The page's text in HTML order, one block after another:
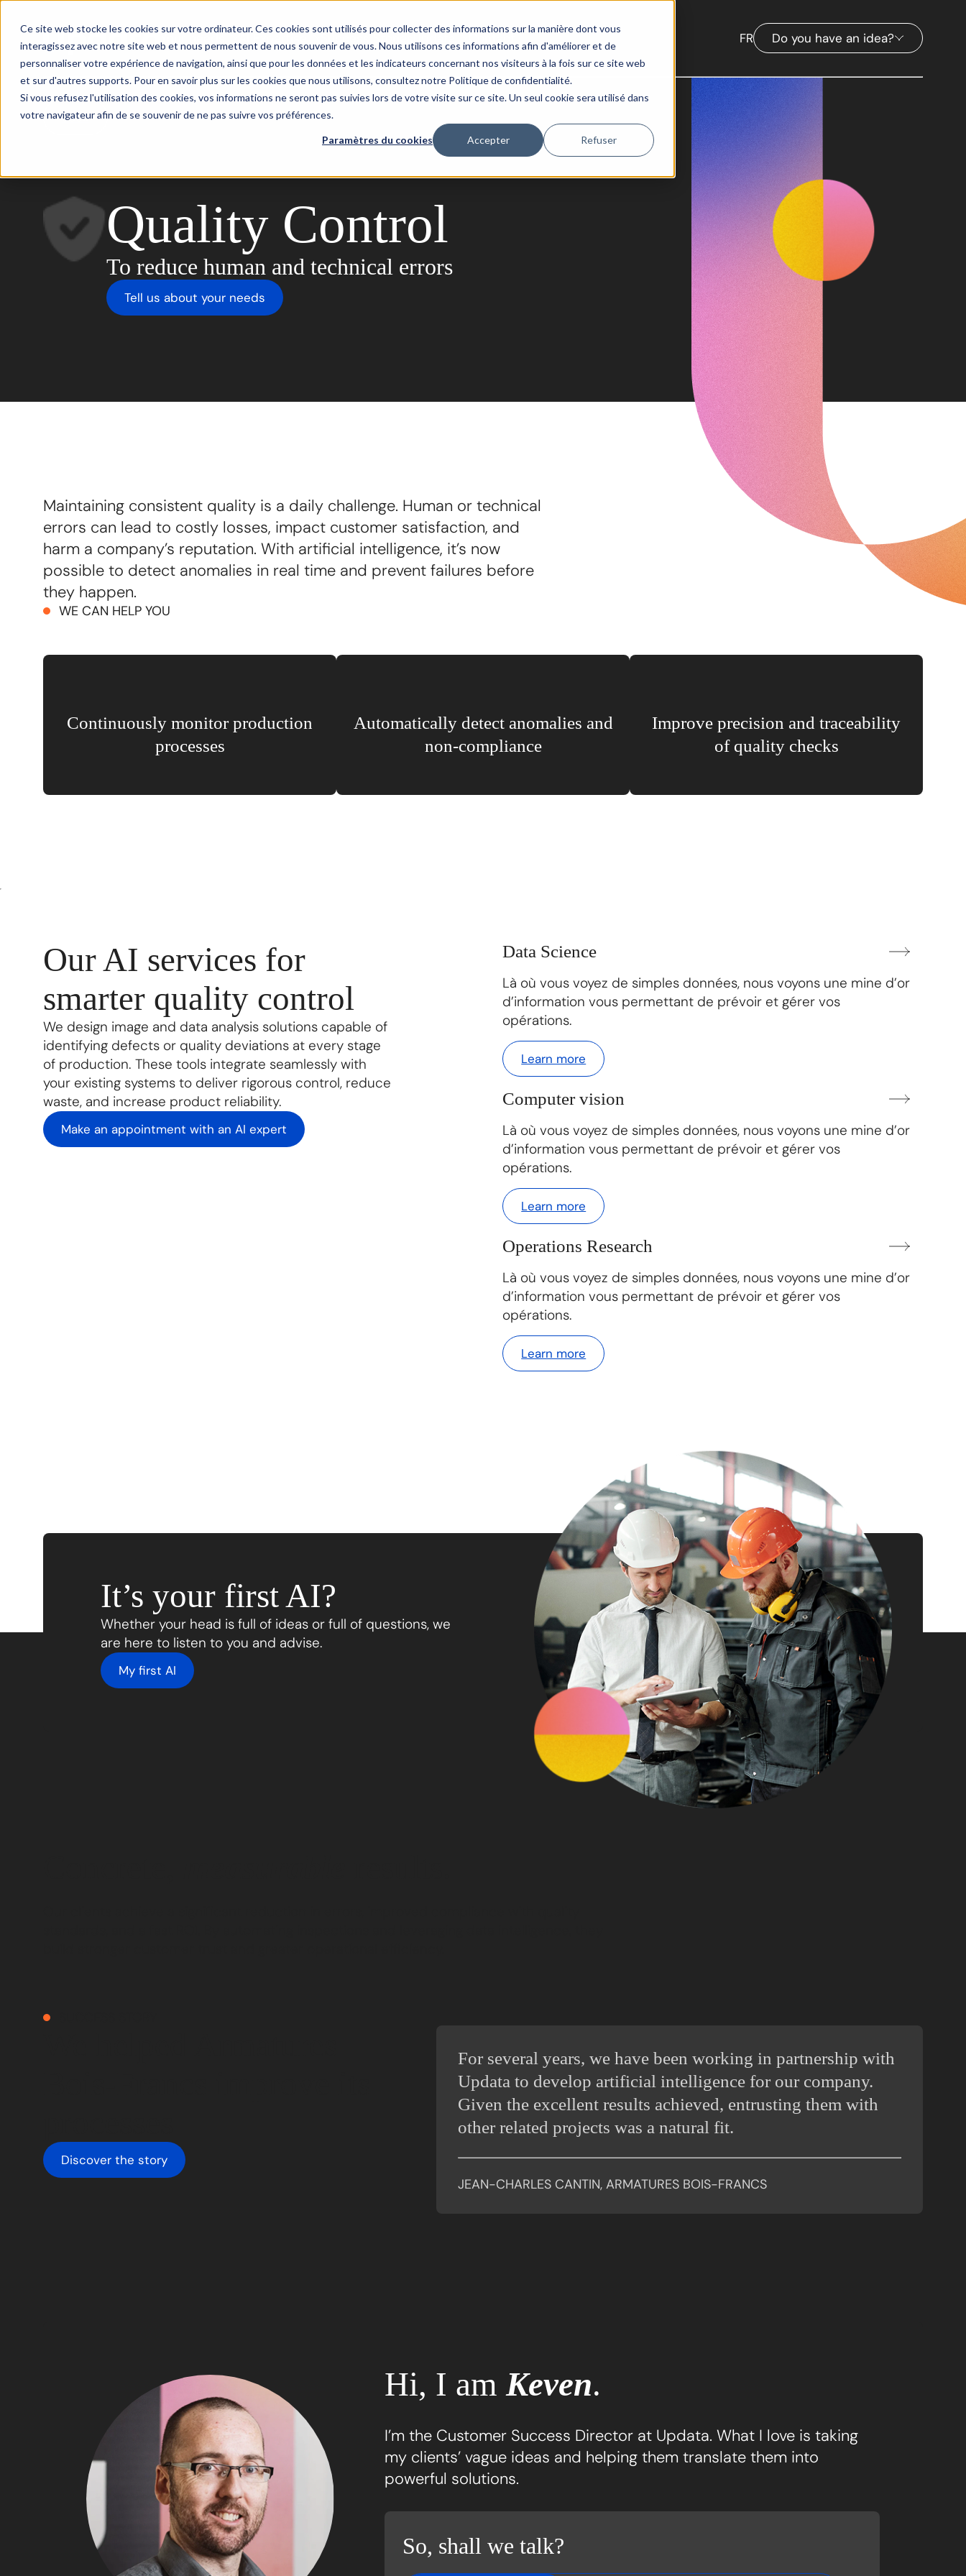
Ce site web stocke les cookies sur votre ordinateur. Ces cookies sont utilisés pour collecter des informations sur la manière dont vous
interagissez avec notre site web et nous permettent de nous souvenir de vous. Nous utilisons ces informations afin d'améliorer et de
personnaliser votre expérience de navigation, ainsi que pour les données et les indicateurs concernant nos visiteurs à la fois sur ce site web
et sur d'autres supports. Pour en savoir plus sur les cookies que nous utilisons, consultez notre Politique de confidentialité.
Si vous refusez l'utilisation des cookies, vos informations ne seront pas suivies lors de votre visite sur ce site. Un seul cookie sera utilisé dans
votre navigateur afin de se souvenir de ne pas suivre vos préférences.
Paramètres du cookies Accepter Refuser
Success Stories FR Do you have an idea?
Back
Quality Control
To reduce human and technical errors
Tell us about your needs
Maintaining consistent quality is a daily challenge. Human or technical
errors can lead to costly losses, impact customer satisfaction, and
harm a company’s reputation. With artificial intelligence, it’s now
possible to detect anomalies in real time and prevent failures before
they happen.
WE CAN HELP YOU
Continuously monitor production
processes
Automatically detect anomalies and
non-compliance
Improve precision and traceability
of quality checks
Our AI services for
smarter quality control
We design image and data analysis solutions capable of
identifying defects or quality deviations at every stage
of production. These tools integrate seamlessly with
your existing systems to deliver rigorous control, reduce
waste, and increase product reliability.
Make an appointment with an AI expert
Data Science
Là où vous voyez de simples données, nous voyons une mine d’or
d’information vous permettant de prévoir et gérer vos
opérations.
Learn more
Computer vision
Là où vous voyez de simples données, nous voyons une mine d’or
d’information vous permettant de prévoir et gérer vos
opérations.
Learn more
Operations Research
Là où vous voyez de simples données, nous voyons une mine d’or
d’information vous permettant de prévoir et gérer vos
opérations.
Learn more
It’s your first AI?
Whether your head is full of ideas or full of questions, we
are here to listen to you and advise.
My first AI
Discover the story
For several years, we have been working in partnership with
Updata to develop artificial intelligence for our company.
Given the excellent results achieved, entrusting them with
other related projects was a natural fit.
JEAN-CHARLES CANTIN, ARMATURES BOIS-FRANCS
Hi, I am Keven.
I’m the Customer Success Director at Updata. What I love is taking
my clients’ vague ideas and helping them translate them into
powerful solutions.
So, shall we talk?